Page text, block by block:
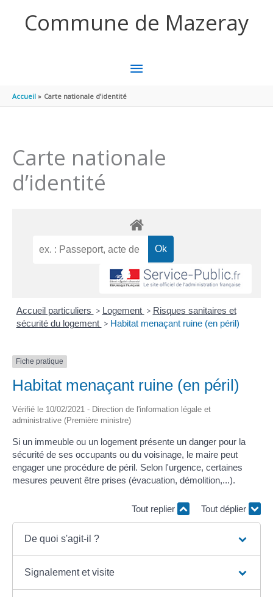
Commune de Mazeray
MENU
Accueil Carte nationale d’identité
Carte nationale
d’identité
Accueil particuliers > Logement > Risques sanitaires et
sécurité du logement > Habitat menaçant ruine (en péril)
Fiche pratique
Habitat menaçant ruine (en péril)
Vérifié le 10/02/2021 - Direction de l'information légale et
administrative (Première ministre)
Si un immeuble ou un logement présente un danger pour la
sécurité de ses occupants ou du voisinage, le maire peut
engager une procédure de péril. Selon l'urgence, certaines
mesures peuvent être prises (évacuation, démolition,...).
Tout replier Tout déplier
De quoi s'agit-il ?
Signalement et visite